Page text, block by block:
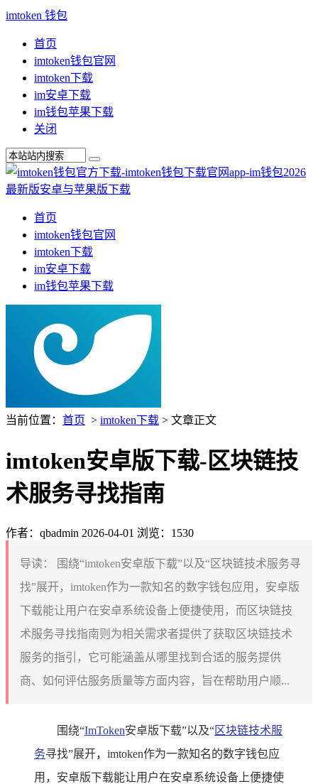
imtoken 钱包
首页
imtoken钱包官网
imtoken下载
im安卓下载
im钱包苹果下载
关闭
首页
imtoken钱包官网
imtoken下载
im安卓下载
im钱包苹果下载
当前位置： 首页 > imtoken下载 > 文章正文
imtoken安卓版下载-区块链技
术服务寻找指南
作者：qbadmin 2026-04-01 浏览：1530
导读：
围绕“imtoken安卓版下载”以及“区块链技术服务寻
找”展开，imtoken作为一款知名的数字钱包应用，安卓版
下载能让用户在安卓系统设备上便捷使用，而区块链技
术服务寻找指南则为相关需求者提供了获取区块链技术
服务的指引，它可能涵盖从哪里找到合适的服务提供
商、如何评估服务质量等方面内容，旨在帮助用户顺...
围绕“ImToken安卓版下载”以及“区块链技术服
务寻找”展开，imtoken作为一款知名的数字钱包应
用，安卓版下载能让用户在安卓系统设备上便捷使